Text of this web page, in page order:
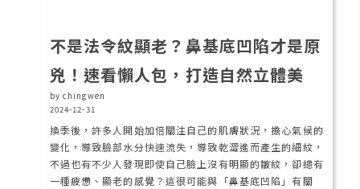
不是法令紋顯老？鼻基底凹陷才是原
兇！速看懶人包，打造自然立體美
by chingwen
2024-12-31
換季後，許多人開始加倍關注自己的肌膚狀況，擔心氣候的
變化，導致臉部水分快速流失，導致乾澀進而產生的細紋，
不過也有不少人發現即使自己臉上沒有明顯的皺紋，卻總有
一種疲憊、顯老的感覺？這很可能與「鼻基底凹陷」有關